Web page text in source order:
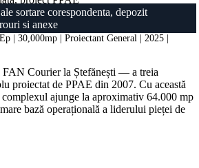
sortare corespondenta, depozit
si anexe
| 30,000mp | Proiectant General | 2025 |
Courier la Ștefănești — a treia
proiectat de PPAE din 2007. Cu această
ajunge la aproximativ 64.000 mp
bază operațională a liderului pieței de